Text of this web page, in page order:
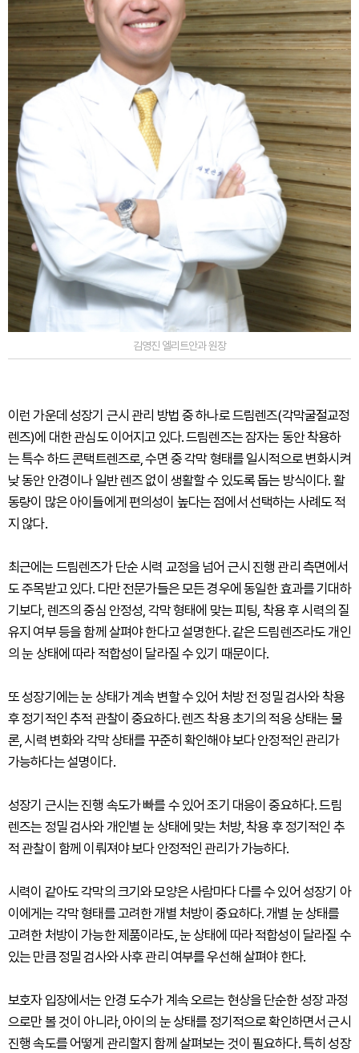
김영진 엘리트안과 원장
이런 가운데 성장기 근시 관리 방법 중 하나로 드림렌즈(각막굴절교정
렌즈)에 대한 관심도 이어지고 있다. 드림렌즈는 잠자는 동안 착용하
는 특수 하드 콘택트렌즈로, 수면 중 각막 형태를 일시적으로 변화시켜
낮 동안 안경이나 일반 렌즈 없이 생활할 수 있도록 돕는 방식이다. 활
동량이 많은 아이들에게 편의성이 높다는 점에서 선택하는 사례도 적
지 않다.
최근에는 드림렌즈가 단순 시력 교정을 넘어 근시 진행 관리 측면에서
도 주목받고 있다. 다만 전문가들은 모든 경우에 동일한 효과를 기대하
기보다, 렌즈의 중심 안정성, 각막 형태에 맞는 피팅, 착용 후 시력의 질
유지 여부 등을 함께 살펴야 한다고 설명한다. 같은 드림렌즈라도 개인
의 눈 상태에 따라 적합성이 달라질 수 있기 때문이다.
또 성장기에는 눈 상태가 계속 변할 수 있어 처방 전 정밀 검사와 착용
후 정기적인 추적 관찰이 중요하다. 렌즈 착용 초기의 적응 상태는 물
론, 시력 변화와 각막 상태를 꾸준히 확인해야 보다 안정적인 관리가
가능하다는 설명이다.
성장기 근시는 진행 속도가 빠를 수 있어 조기 대응이 중요하다. 드림
렌즈는 정밀 검사와 개인별 눈 상태에 맞는 처방, 착용 후 정기적인 추
적 관찰이 함께 이뤄져야 보다 안정적인 관리가 가능하다.
시력이 같아도 각막의 크기와 모양은 사람마다 다를 수 있어 성장기 아
이에게는 각막 형태를 고려한 개별 처방이 중요하다. 개별 눈 상태를
고려한 처방이 가능한 제품이라도, 눈 상태에 따라 적합성이 달라질 수
있는 만큼 정밀 검사와 사후 관리 여부를 우선해 살펴야 한다.
보호자 입장에서는 안경 도수가 계속 오르는 현상을 단순한 성장 과정
으로만 볼 것이 아니라, 아이의 눈 상태를 정기적으로 확인하면서 근시
진행 속도를 어떻게 관리할지 함께 살펴보는 것이 필요하다. 특히 성장